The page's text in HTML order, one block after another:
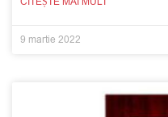
9 martie 2022